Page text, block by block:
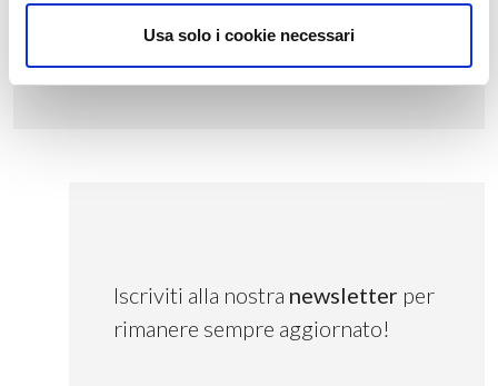
Usa solo i cookie necessari
d’accumulo e di rete, producendo valore anche
stando ferma.
Iscriviti alla nostra newsletter per
rimanere sempre aggiornato!